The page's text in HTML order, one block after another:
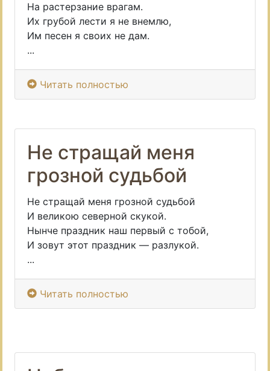
На растерзание врагам.
Их грубой лести я не внемлю,
Им песен я своих не дам.
...
Читать полностью
Не стращай меня
грозной судьбой
Не стращай меня грозной судьбой
И великою северной скукой.
Нынче праздник наш первый с тобой,
И зовут этот праздник — разлукой.
...
Читать полностью